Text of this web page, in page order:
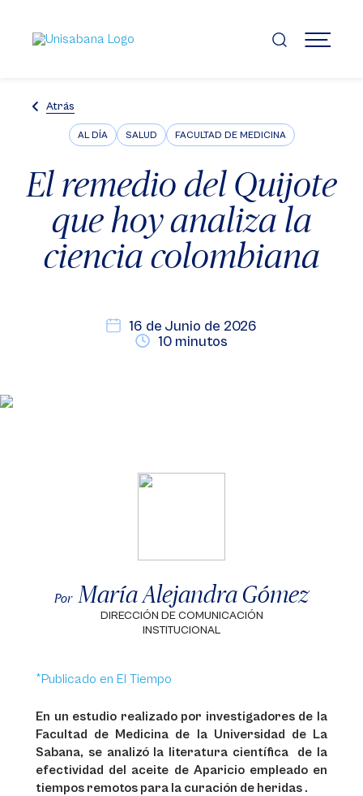
contenido
principal
MENÚ
Atrás
AL DÍA SALUD FACULTAD DE MEDICINA
El remedio del Quijote
que hoy analiza la
ciencia colombiana
16 de Junio de 2026
10 minutos
Por María Alejandra Gómez
DIRECCIÓN DE COMUNICACIÓN
INSTITUCIONAL
*Publicado en El Tiempo
En un estudio realizado por investigadores de la
Facultad de Medicina de la Universidad de La
Sabana, se analizó la literatura científica de la
efectividad del aceite de Aparicio empleado en
tiempos remotos para la curación de heridas .